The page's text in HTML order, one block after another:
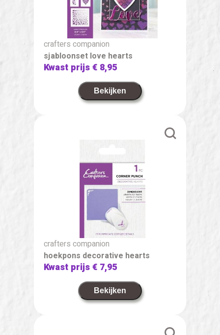
crafters companion
sjabloonset love hearts
Kwast prijs€ 8,95
Bekijken
crafters companion
hoekpons decorative hearts
Kwast prijs€ 7,95
Bekijken